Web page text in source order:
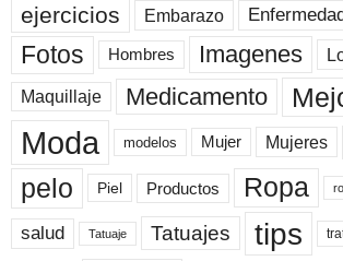
ejercicios Embarazo
Fotos Hombres Imagenes
Maquillaje Medicamento
Moda modelos Mujer Mujeres
pelo Piel Productos Ropa
salud Tatuaje Tatuajes tips